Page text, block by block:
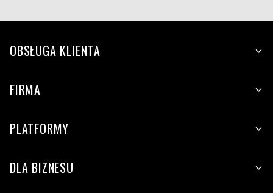
OBSŁUGA KLIENTA
FIRMA
PLATFORMY
DLA BIZNESU